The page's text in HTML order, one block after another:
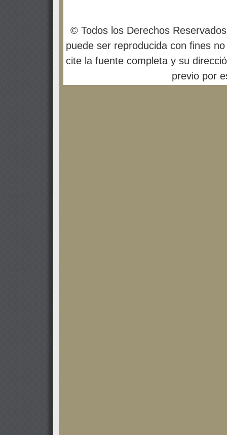
© Todos los Derechos
puede ser reproducida con fines
cite la fuente completa y su
previo por